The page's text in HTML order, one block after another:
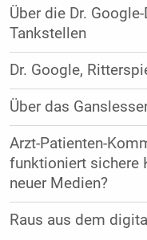
Über die Dr.
Tankstellen
Dr. Google,
Über das
Arzt-Patienten-
funktioniert sichere
neuer Medien?
Raus aus dem